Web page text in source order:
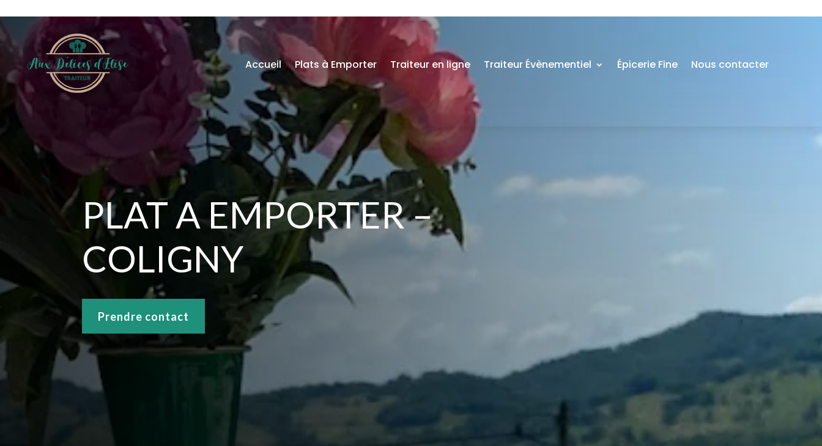
Accueil Plats à Emporter Traiteur en ligne Traiteur Évènementiel Épicerie Fine Nous contacter
PLAT A EMPORTER –
COLIGNY
Prendre contact